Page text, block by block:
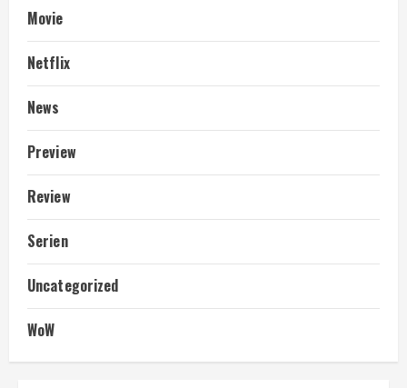
Movie
Netflix
News
Preview
Review
Serien
Uncategorized
WoW